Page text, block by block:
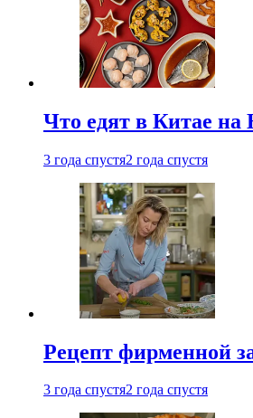
Что едят в Китае
3 года спустя2 года спустя
Рецепт фирменной
3 года спустя2 года спустя